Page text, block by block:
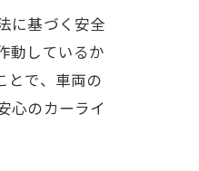
に基づく安全
動しているか
とで、車両の
心のカーライ